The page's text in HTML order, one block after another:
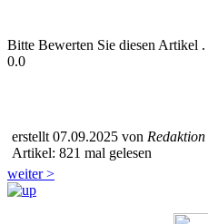
Bitte Bewerten Sie diesen Artikel
0.0
erstellt 07.09.2025 von Redaktion
Artikel: 821 mal gelesen
weiter >